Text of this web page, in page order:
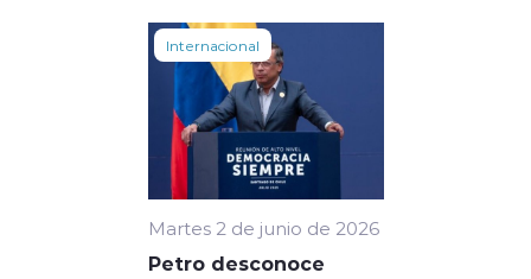
Internacional
Martes 2 de junio de 2026
Petro desconoce